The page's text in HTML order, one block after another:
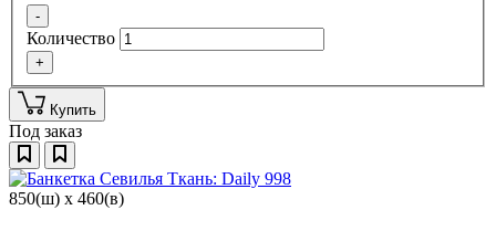
-
Количество
+
Купить
Под заказ
850(ш) x 460(в)